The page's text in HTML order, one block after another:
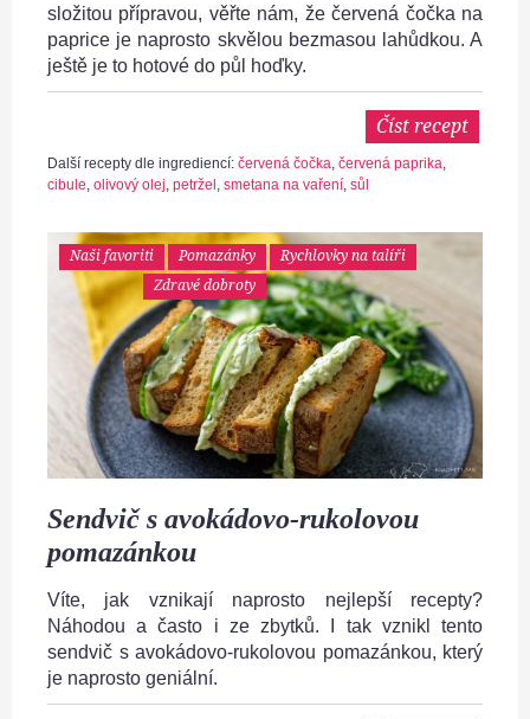
složitou přípravou, věřte nám, že červená čočka na
paprice je naprosto skvělou bezmasou lahůdkou. A
ještě je to hotové do půl hoďky.
Číst recept
Další recepty dle ingrediencí: červená čočka, červená paprika,
cibule, olivový olej, petržel , smetana na vaření, sůl
Naši favoriti Pomazánky
Rychlovky na talíři
Zdravé dobroty
Sendvič s avokádovo-rukolovou
pomazánkou
Víte, jak vznikají naprosto nejlepší recepty?
Náhodou a často i ze zbytků. I tak vznikl tento
sendvič s avokádovo-rukolovou pomazánkou, který
je naprosto geniální.